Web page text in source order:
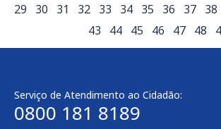
29
30 31 32 33 34 35 36 37 38
43
44 45 46 47 48
Serviço de Atendimento ao Cidadão:
0800 181 8189